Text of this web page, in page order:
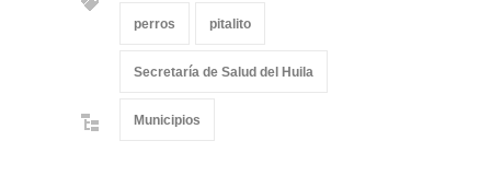
perros pitalito
Secretaría de Salud del Huila
Municipios